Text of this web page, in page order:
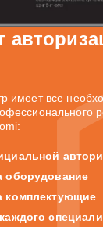
имеет все
оборудование
комплектующие